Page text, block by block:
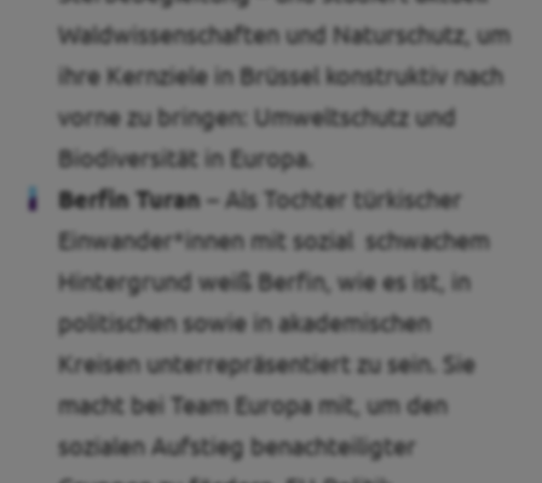
Waldwissenschaften und Naturschutz, um
ihre Kernziele in Brüssel konstruktiv nach
vorne zu bringen: Umweltschutz und
Biodiversität in Europa.
Berfin Turan – Als Tochter türkischer
Einwander*innen mit sozial schwachem
Hintergrund weiß Berfin, wie es ist, in
politischen sowie in akademischen
Kreisen unterrepräsentiert zu sein. Sie
macht bei Team Europa mit, um den
sozialen Aufstieg benachteiligter